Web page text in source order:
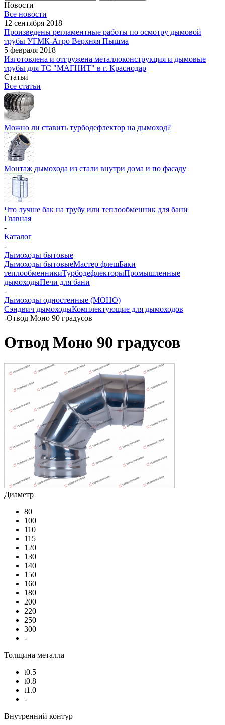
Новости
Все новости
12 сентября 2018
Произведены регламентные работы по осмотру дымовой
трубы УГМК-Агро Верхняя Пышма
5 февраля 2018
Изготовлена и отгружена металлоконструкция и дымовые
трубы для ТС "МАГНИТ" в г. Краснодар
Статьи
Все статьи
Можно ли ставить турбодефлектор на дымоход?
Монтаж дымохода из стали внутри дома и по фасаду
Что лучше бак на трубу или теплообменник для бани
Главная
-
Каталог
-
Дымоходы бытовые
Дымоходы бытовыеМастер флешБаки
теплообменникиТурбодефлекторыПромышленные
дымоходыПечи для бани
-
Дымоходы одностенные (МОНО)
Сэндвич дымоходыКомплектующие для дымоходов
-Отвод Моно 90 градусов
Отвод Моно 90 градусов
Диаметр
80
100
110
115
120
130
140
150
160
180
200
220
250
300
-
Толщина металла
t0.5
t0.8
t1.0
-
Внутренний контур